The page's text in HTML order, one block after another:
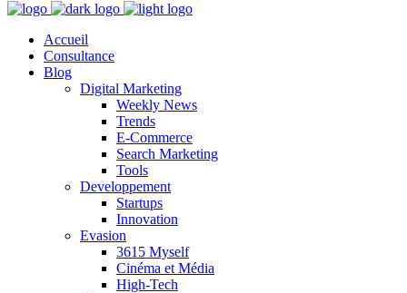
Accueil
Consultance
Blog
Digital Marketing
Weekly News
Trends
E-Commerce
Search Marketing
Tools
Developpement
Startups
Innovation
Evasion
3615 Myself
Cinéma et Média
High-Tech